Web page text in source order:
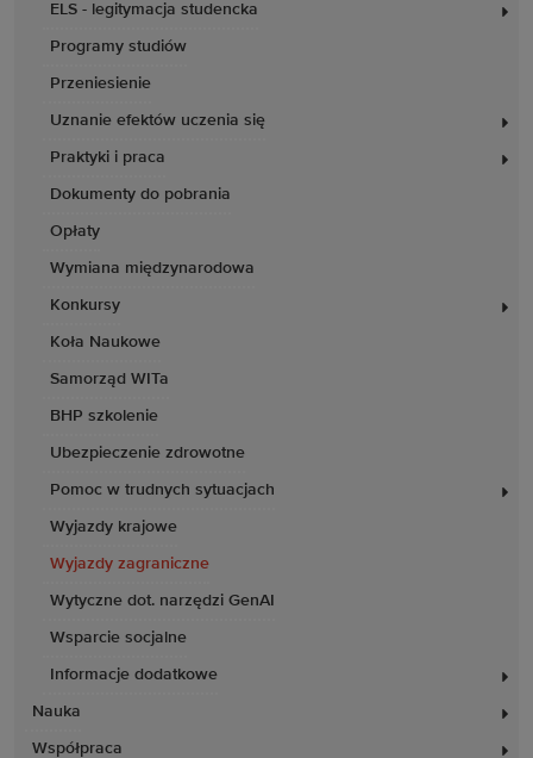
ELS - legitymacja studencka
Programy studiów
Przeniesienie
Uznanie efektów uczenia się
Praktyki i praca
Dokumenty do pobrania
Opłaty
Wymiana międzynarodowa
Konkursy
Koła Naukowe
Samorząd WITa
BHP szkolenie
Ubezpieczenie zdrowotne
Pomoc w trudnych sytuacjach
Wyjazdy krajowe
Wyjazdy zagraniczne
Wytyczne dot. narzędzi GenAI
Wsparcie socjalne
Informacje dodatkowe
Nauka
Współpraca